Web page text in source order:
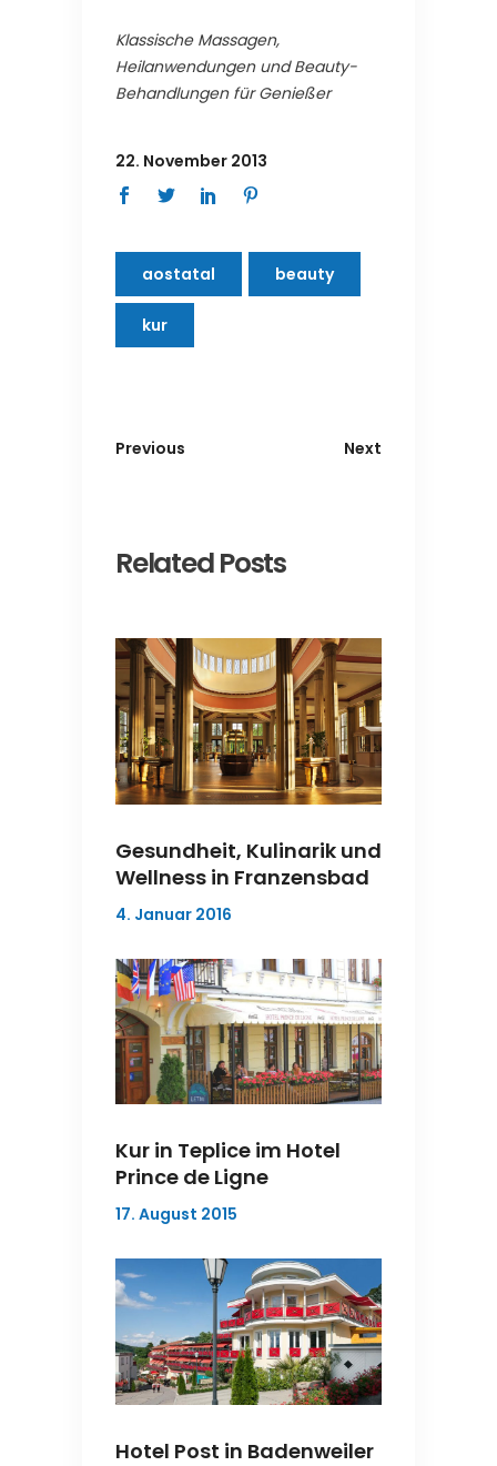
Klassische Massagen,
Heilanwendungen und Beauty-
Behandlungen für Genießer
22. November 2013
aostatal beauty
kur
Previous Next
Related Posts
Gesundheit, Kulinarik und
Wellness in Franzensbad
4. Januar 2016
Kur in Teplice im Hotel
Prince de Ligne
17. August 2015
Hotel Post in Badenweiler